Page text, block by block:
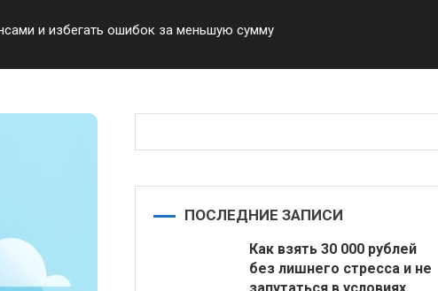
и избегать ошибок за меньшую сумму
ПОСЛЕДНИЕ ЗАПИСИ
Как взять 30 000 рублей
без лишнего стресса и не